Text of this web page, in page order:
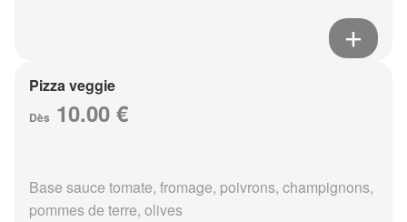
Pizza veggie
Dès 10.00 €
Base sauce tomate, fromage, poivrons, champignons,
pommes de terre, olives